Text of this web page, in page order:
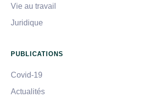
Vie au travail
Juridique
PUBLICATIONS
Covid-19
Actualités